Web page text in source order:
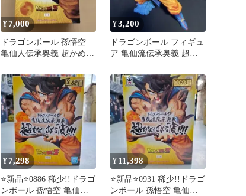
¥7,000
ドラゴンボール 孫悟空
亀仙人伝承奥義 超かめは
¥3,200
ドラゴンボール フィギュ
ア 亀仙流伝承奥義 超か
¥7,298
⭐新品⭐0886 稀少!!ドラゴ
ンボール 孫悟空 亀仙人
¥ 11,398
⭐新品⭐0931 稀少!!ドラゴ
ンボール 孫悟空 亀仙人